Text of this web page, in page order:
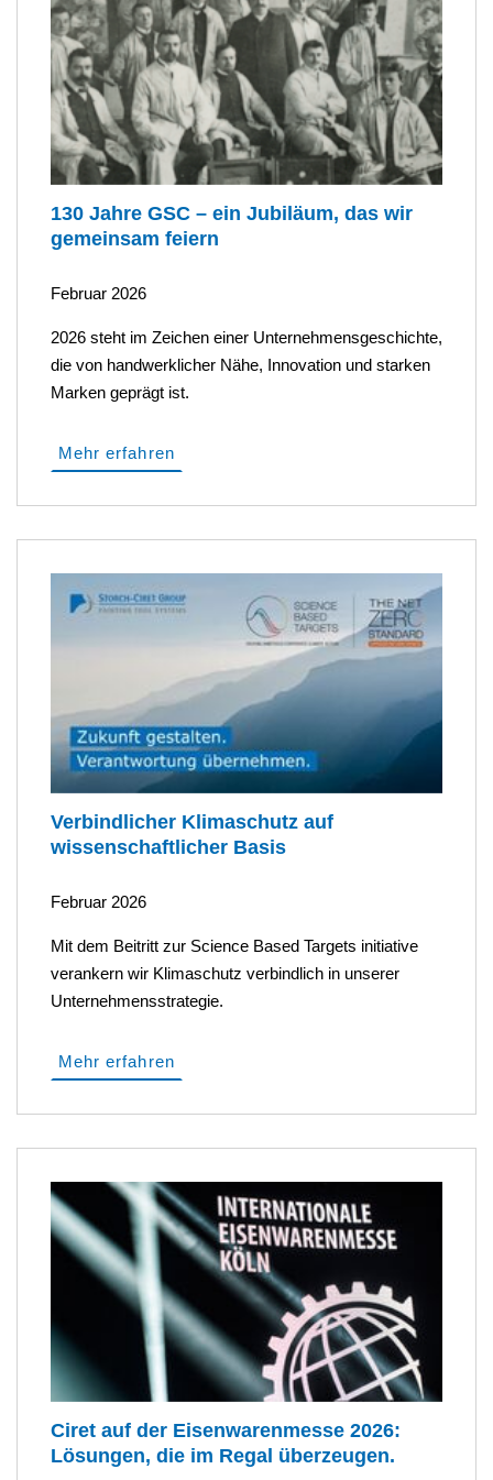
130 Jahre GSC – ein Jubiläum, das wir
gemeinsam feiern
Februar 2026
2026 steht im Zeichen einer Unternehmensgeschichte,
die von handwerklicher Nähe, Innovation und starken
Marken geprägt ist.
Mehr erfahren
Verbindlicher Klimaschutz auf
wissenschaftlicher Basis
Februar 2026
Mit dem Beitritt zur Science Based Targets initiative
verankern wir Klimaschutz verbindlich in unserer
Unternehmensstrategie.
Mehr erfahren
Ciret auf der Eisenwarenmesse 2026:
Lösungen, die im Regal überzeugen.